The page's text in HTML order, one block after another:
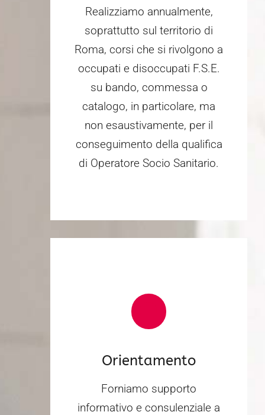
Realizziamo annualmente,
soprattutto sul territorio di
Roma, corsi che si rivolgono a
occupati e disoccupati F.S.E.
su bando, commessa o
catalogo, in particolare, ma
non esaustivamente, per il
conseguimento della qualifica
di Operatore Socio Sanitario.
Orientamento
Forniamo supporto
informativo e consulenziale a